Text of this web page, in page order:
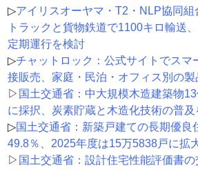
▷アイリスオーヤマ・T2・NLP協同組
トラックと貨物鉄道で1100キロ輸送
定期運行を検討
▷チャットロック：公式サイトでスマ
接販売、家庭・民泊・オフィス別の
▷ 国土交通省：中大規模木造建築物
に採択、炭素貯蔵と木造化技術の普及
▷国土交通省：新築戸建ての長期優良
49.8％、2025年度は15万5838戸に拡
▷ 国土交通省：設計住宅性能評価書